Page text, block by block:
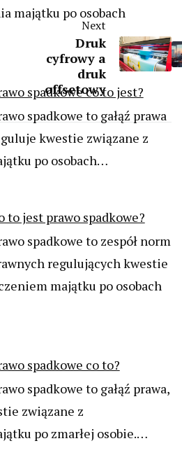
majątku po osobach
spadkowe co to jest?
spadkowe to gałąź prawa
kwestie związane z
po osobach…
to jest prawo spadkowe?
spadkowe to zespół norm
regulujących kwestie
majątku po osobach
spadkowe co to?
spadkowe to gałąź prawa,
związane z
po zmarłej osobie.…
Next
Druk
cyfrowy a
druk
offsetowy